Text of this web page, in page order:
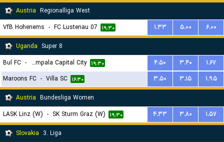
Austria Regionalliga West
VfB Hohenems - FC Lustenau 07 ۱۹:۳۰ ۱.۳۳ ۵.۰۰
۶.۰۰
Uganda Super 8
Bul FC - Kampala Capital City ۱۹:۳۰ ۴.۵۰ ۳.۴۰
۱.۶۷
Maroons FC - Villa SC ۱۶:۳۰ ۳.۵۰ ۳.۱۵
۱.۹۵
Austria Bundesliga Women
LASK Linz (W) - SK Sturm Graz (W) ۱۹:۳۰ ۴.۳۳ ۳.۸۰
۱.۵۷
Slovakia 3. Liga